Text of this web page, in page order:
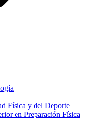
Física y del Deporte
en Preparación Física